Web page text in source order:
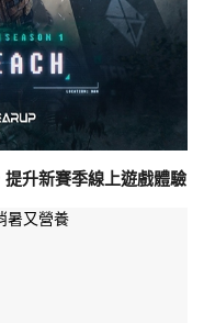
升新賽季線上遊戲體驗